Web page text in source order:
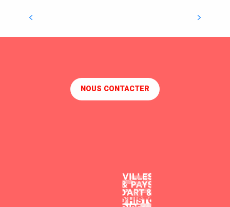
cabines, les salons… et découvrez les plus célèbres
NOUS CONTACTER